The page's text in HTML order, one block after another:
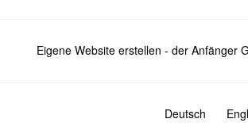
Eigene Website erstellen - der Anfänger
Deutsch